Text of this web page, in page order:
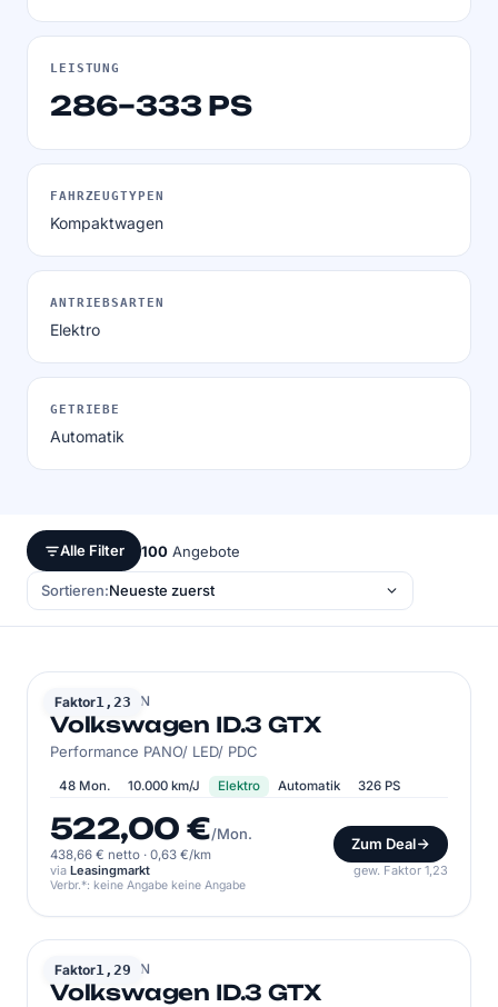
LEISTUNG
286–333 PS
FAHRZEUGTYPEN
Kompaktwagen
ANTRIEBSARTEN
Elektro
GETRIEBE
Automatik
Alle Filter 100 Angebote
Sortieren:
Faktor1,23
VOLKSWAGEN
Volkswagen ID.3 GTX
Performance PANO/ LED/ PDC
48 Mon. 10.000 km/J Elektro Automatik 326 PS
522,00 €/Mon.
438,66 € netto · 0,63 €/km
Zum Deal
via Leasingmarkt gew. Faktor 1,23
Verbr.*: keine Angabe keine Angabe
Faktor1,29
VOLKSWAGEN
Volkswagen ID.3 GTX